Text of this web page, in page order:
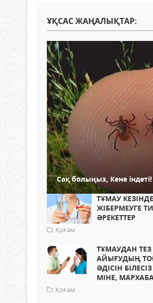
ҰҚСАС ЖАҢАЛЫҚТАР:
Сақ болыңыз, Кене індеті!
ТҰМАУ КЕЗІНДЕ
ЖІБЕРМЕУГЕ
ӘРЕКЕТТЕР
Қоғам
ТҰМАУДАН ТЕЗ
АЙЫҒУДЫҢ
ӘДІСІН
МІНЕ,
Қоғам